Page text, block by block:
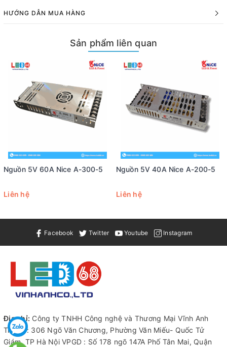
Chống va đập
Thông số quang học của sản
Màu LED
RGB
Góc chùm
160 °
Độ phân giải màu
3x8bit
Điện áp hoạt động
DC12V
công suất định mức
0,21W
Hệ thống năng lượng DC12V
HƯỚNG DẪN MUA HÀNG
Sản phẩm liên quan
Nguồn 5V 60A Nice A-300-5
Liên hệ
Nguồn 5V 40A Nice A-200-5
Liên hệ
Facebook Twitter Youtube Instagram
Địa chỉ: Công ty TNHH Công nghệ và Thương Mại Vĩnh Anh
Trụ sở : 306 Ngõ Văn Chương, Phường Văn Miếu- Quốc Tử
Giám, TP Hà Nội VPGD : Số 178 ngõ 147A Phố Tân Mai, Quận